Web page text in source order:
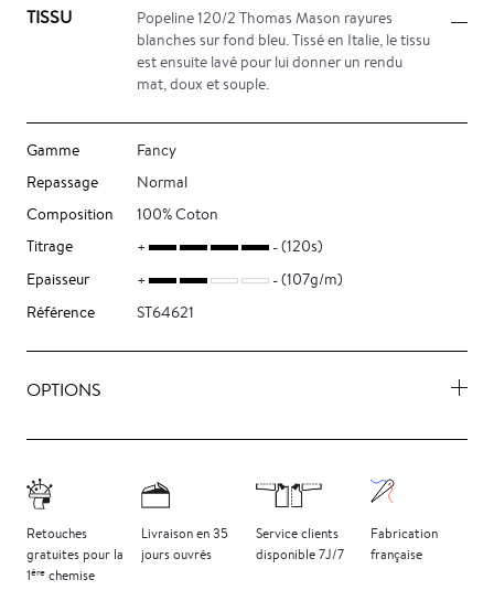
TISSU
Popeline 120/2 Thomas Mason rayures
blanches sur fond bleu. Tissé en Italie, le tissu
est ensuite lavé pour lui donner un rendu
mat, doux et souple.
Gamme
Fancy
Repassage
Normal
Composition
100% Coton
Titrage
(120s)
Epaisseur
(107g/m)
Référence
ST64621
OPTIONS
Retouches
gratuites pour la
1ère chemise
Livraison en 35
jours ouvrés
Service clients
disponible 7J/7
Fabrication
française